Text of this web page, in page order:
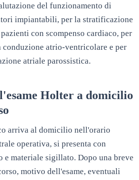
del funzionamento di
impiantabili, per la stratificazione
con scompenso cardiaco, per
atrio-ventricolare e per
atriale parossistica.
Holter a domicilio
arriva al domicilio nell'orario
operativa, si presenta con
materiale sigillato. Dopo una breve
motivo dell'esame, eventuali